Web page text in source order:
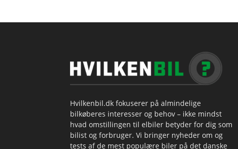
Hvilkenbil.dk fokuserer på almindelige
bilkøberes interesser og behov – ikke mindst
hvad omstillingen til elbiler betyder for dig som
bilist og forbruger. Vi bringer nyheder om og
tests af de mest populære biler på det danske